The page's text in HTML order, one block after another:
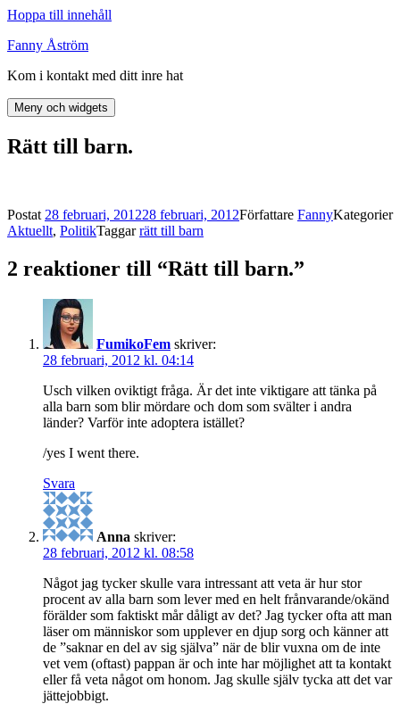
Hoppa till innehåll
Fanny Åström
Kom i kontakt med ditt inre hat
Meny och widgets
Rätt till barn.
Postat 28 februari, 201228 februari, 2012Författare FannyKategorier
Aktuellt, PolitikTaggarrätt till barn
2 reaktioner till “Rätt till barn.”
FumikoFem skriver:
28 februari, 2012 kl. 04:14
Usch vilken oviktigt fråga. Är det inte viktigare att tänka på
alla barn som blir mördare och dom som svälter i andra
länder? Varför inte adoptera istället?
/yes I went there.
Svara
Anna skriver:
28 februari, 2012 kl. 08:58
Något jag tycker skulle vara intressant att veta är hur stor
procent av alla barn som lever med en helt frånvarande/okänd
förälder som faktiskt mår dåligt av det? Jag tycker ofta att man
läser om människor som upplever en djup sorg och känner att
de ”saknar en del av sig själva” när de blir vuxna om de inte
vet vem (oftast) pappan är och inte har möjlighet att ta kontakt
eller få veta något om honom. Jag skulle själv tycka att det var
jättejobbigt.